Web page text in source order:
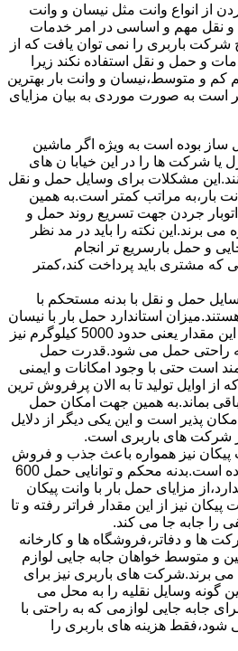
از انواع وانت مثل نیسان و وانت
و نقل مهم و اساسی در امر خدمات
شرکت باربری را نمی توان یافت که از
و حمل و نقل استفاده نکند زیرا
کم و متوسط،نیسان و وانت بار بهترین
است به صورت موردی به بیان مزایای
بوده است به ویژه اگر ماشین
یا شرکت ها را در این خیابا ن های
مشکلات برای وسایل حمل و نقل
بار،به مراتب کمتر است.به همین
جردن جهت تسریع روند حمل و
می برند.این نکته را باید در مد نظر
و حمل بارسریع تر انجام
که مشتری باید پرداخت کند،کمتر
حمل و نقل با بدنه مستحکم با
استاندارد حمل بار با نیسان
2800 کیلو است اما دوبرابر این مقدار یعنی حدود 5000 کیلوگرم نیز
به راحتی حمل می شود.قدرت حمل
است حتی با وجود امکانات و ایمنی
از اوایل تولید تا به الان پرفروش ترین
بماند.به همین جهت امکان حمل
بارهای سنگین با زامیاد 24 امکان پذیر است و این یکی دیگر از دلایل
شرکت های باربری است.
پیکان نیز همواره باعث جذب و فروش
بالای این نوع وانت ایرانی بوده است.بدنه محکم و توانایی حمل 600
مزایای حمل بار با وانت پیکان
پیکان نیز از این مقدار فراتر رفته و تا
را جابه جا می کند.
ها و دفاتر،فروشگاه ها و کارخانه
و متوسط خواهان جابه جایی لوازم
می برند.شرکت های باربری نیز برای
گونه وسایل نقلیه را به محل می
جابه جایی لوازمی که به راحتی با
شود،فقط هزینه های باربری را